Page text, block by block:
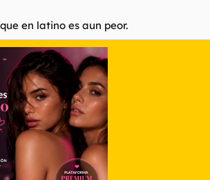
en latino es aun peor.